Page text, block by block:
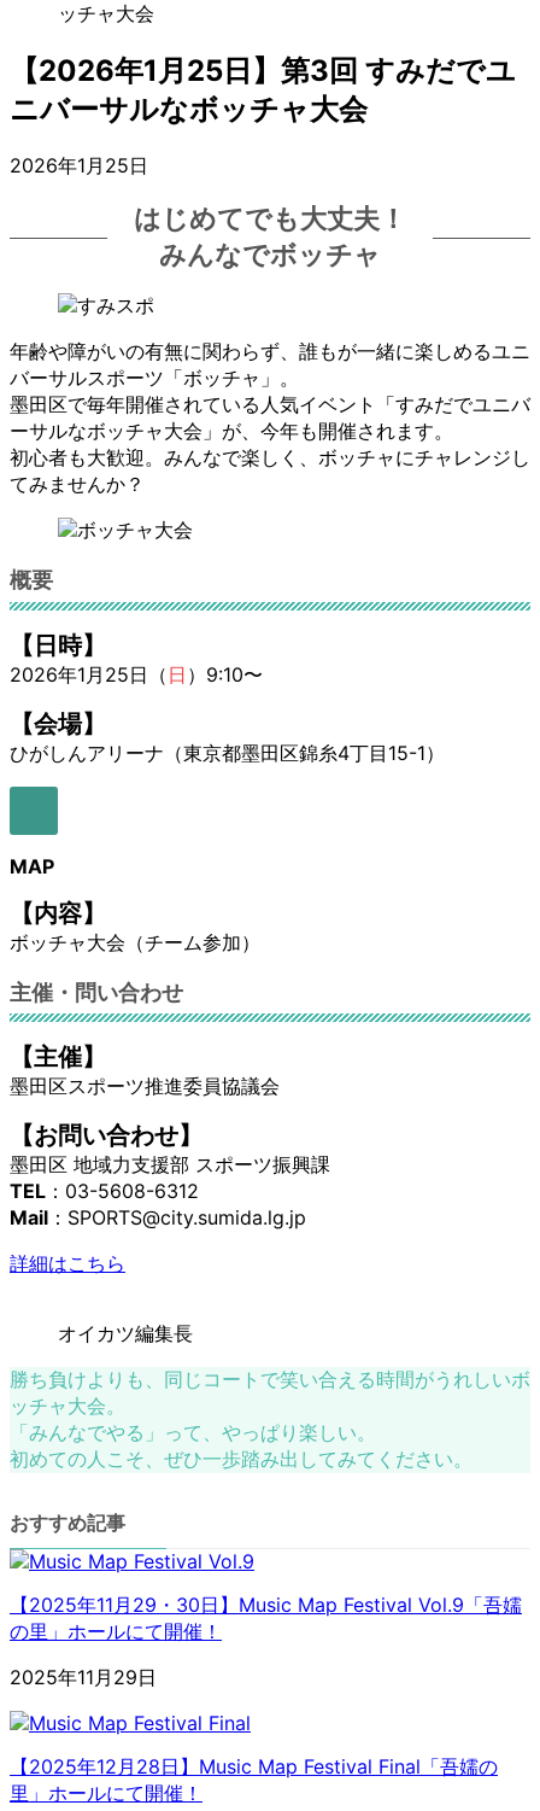
ッチャ大会
【2026年1月25日】第3回 すみだでユ
ニバーサルなボッチャ大会
2026年1月25日
はじめてでも大丈夫！
みんなでボッチャ
年齢や障がいの有無に関わらず、誰もが一緒に楽しめるユニ
バーサルスポーツ「ボッチャ」。
墨田区で毎年開催されている人気イベント「すみだでユニバ
ーサルなボッチャ大会」が、今年も開催されます。
初心者も大歓迎。みんなで楽しく、ボッチャにチャレンジし
てみませんか？
概要
【日時】
2026年1月25日（ 日 ）9:10〜
【会場】
ひがしんアリーナ（東京都墨田区錦糸4丁目15-1）
ア
ン
リ
ン
ク
MAP
【内容】
ボッチャ大会（チーム参加）
主催・問い合わせ
【主催】
墨田区スポーツ推進委員協議会
【お問い合わせ】
墨田区 地域力支援部 スポーツ振興課
TEL ：03-5608-6312
Mail ： SPORTS@city.sumida.lg.jp
詳細はこちら
オイカツ編集長
勝ち負けよりも、同じコートで笑い合える時間がうれしいボ
ッチャ大会。
「みんなでやる」って、やっぱり楽しい。
初めての人こそ、ぜひ一歩踏み出してみてください。
おすすめ記事
【2025年11月29・30日】Music Map Festival Vol.9「吾嬬
の里」ホールにて開催！
2025年11月29日
【2025年12月28日】Music Map Festival Final「吾嬬の
里」ホールにて開催！